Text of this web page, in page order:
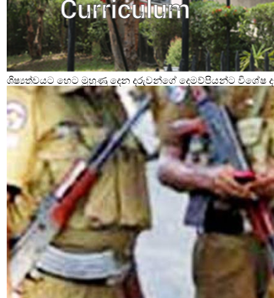
ශිෂ්‍යත්වයට හෙට මුහුණු දෙන දරුවන්ගේ දෙමව්පියන්ට විශේෂ